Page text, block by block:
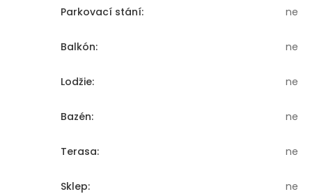
Parkovací stání: ne
Balkón: ne
Lodžie: ne
Bazén: ne
Terasa: ne
Sklep: ne